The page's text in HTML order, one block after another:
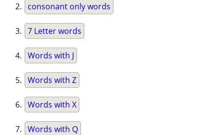
consonant only words
7 Letter words
Words with J
Words with Z
Words with X
Words with Q